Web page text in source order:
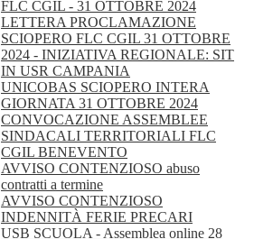
FLC CGIL - 31 OTTOBRE 2024
LETTERA PROCLAMAZIONE
SCIOPERO FLC CGIL 31 OTTOBRE
2024 - INIZIATIVA REGIONALE: SIT
IN USR CAMPANIA
UNICOBAS SCIOPERO INTERA
GIORNATA 31 OTTOBRE 2024
CONVOCAZIONE ASSEMBLEE
SINDACALI TERRITORIALI FLC
CGIL BENEVENTO
AVVISO CONTENZIOSO abuso
contratti a termine
AVVISO CONTENZIOSO
INDENNITÀ FERIE PRECARI
USB SCUOLA - Assemblea online 28